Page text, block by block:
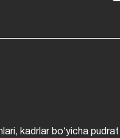
kadrlar boʻyicha pudrat